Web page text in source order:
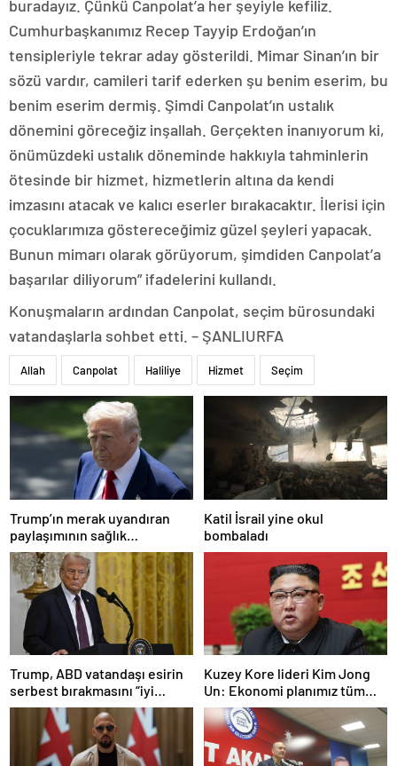
buradayız. Çünkü Canpolat’a her şeyiyle kefiliz.
Cumhurbaşkanımız Recep Tayyip Erdoğan’ın
tensipleriyle tekrar aday gösterildi. Mimar Sinan’ın bir
sözü vardır, camileri tarif ederken şu benim eserim, bu
benim eserim dermiş. Şimdi Canpolat’ın ustalık
dönemini göreceğiz inşallah. Gerçekten inanıyorum ki,
önümüzdeki ustalık döneminde hakkıyla tahminlerin
ötesinde bir hizmet, hizmetlerin altına da kendi
imzasını atacak ve kalıcı eserler bırakacaktır. İlerisi için
çocuklarımıza göstereceğimiz güzel şeyleri yapacak.
Bunun mimarı olarak görüyorum, şimdiden Canpolat’a
başarılar diliyorum” ifadelerini kullandı.
Konuşmaların ardından Canpolat, seçim bürosundaki
vatandaşlarla sohbet etti. – ŞANLIURFA
Allah Canpolat Haliliye Hizmet Seçim
Trump’ın merak uyandıran
paylaşımının sağlık
sistemiyle ilgili kararname
olduğu anlaşıldı
Katil İsrail yine okul
bombaladı
Trump, ABD vatandaşı esirin
serbest bırakmasını “iyi
niyetle atılmış bir adım”
olarak değerlendirdi
Kuzey Kore lideri Kim Jong
Un: Ekonomi planımız tüm
sektörlerde başarısız oldu